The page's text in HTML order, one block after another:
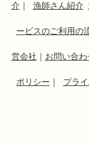
介 ｜ 漁師さん紹介
ービスのご利用の
営会社 ｜ お問い合わ
ポリシー ｜ プラ